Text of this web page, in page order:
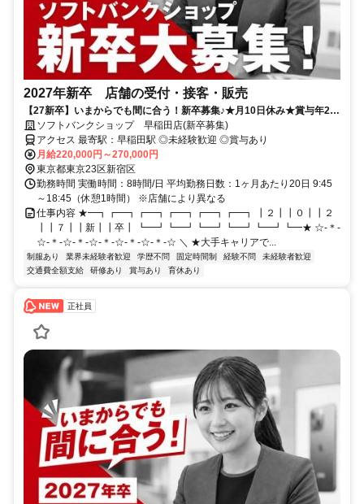
2027年新卒 店舗の受付・接客・販売
【27新卒】いまからでも間に合う！新卒募集♪★月10日休み★賞与年2
回！充実の研修制度でフォローもバッチリ◎
ソフトバンクショップ 早稲田店(新卒募集)
アクセス 最寄駅：早稲田駅 ◎未経験歓迎 ◎賞与あり
月給220,000円～270,000円
東京都東京23区新宿区
勤務時間 実働時間：8時間/日 平均勤務日数：1ヶ月あたり20日 9:45
～18:45（休憩1時間） ※店舗により異なる
仕事内容 ★━┓┏━┓┏━┓┏━┓┏━┓┏━┓ ┃２┃┃０┃┃２
┃┃７┃┃新┃┃卒┃ ┗━┛┗━┛┗━┛┗━┛┗━┛┗━★ ☆-＊-
☆-＊-☆-＊-☆-＊-☆-＊-☆-＊-☆ ＼ ★大手キャリアで...
制服あり 業界未経験者歓迎 学歴不問 固定時間制 経験不問
未経験者歓迎
交通費全額支給
研修あり 賞与あり 育休あり
正社員